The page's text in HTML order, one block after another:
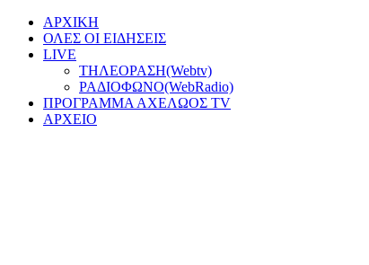
ΑΡΧΙΚΗ
ΟΛΕΣ ΟΙ ΕΙΔΗΣΕΙΣ
LIVE
ΤΗΛΕΟΡΑΣΗ(Webtv)
ΡΑΔΙΟΦΩΝΟ(WebRadio)
ΠΡΟΓΡΑΜΜΑ ΑΧΕΛΩΟΣ TV
ΑΡΧΕΙΟ